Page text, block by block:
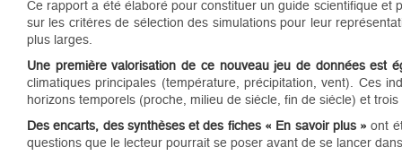
Ce rapport a été élaboré pour constituer un guide scientifique et
sur les critères de sélection des simulations pour leur
plus larges.
Une première valorisation de ce nouveau jeu de données est
climatiques principales (température, précipitation, vent). Ces
horizons temporels (proche, milieu de siècle, fin de siècle) et
Des encarts, des synthèses et des fiches « En savoir plus »ont
questions que le lecteur pourrait se poser avant de se lancer